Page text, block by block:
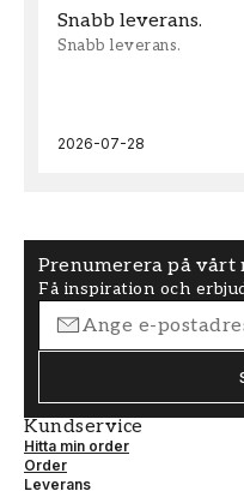
Snabb leverans.
Snabb leverans.
2026-07-28
Prenumerera på vårt
Få inspiration och
Kundservice
Hitta min order
Order
Leverans